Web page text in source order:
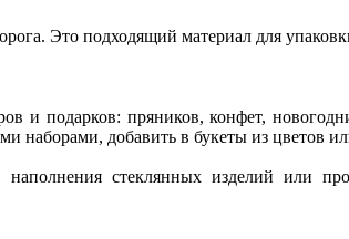
Это подходящий материал для
и подарков: пряников, конфет,
наборами, добавить в букеты из цветов
наполнения стеклянных изделий или